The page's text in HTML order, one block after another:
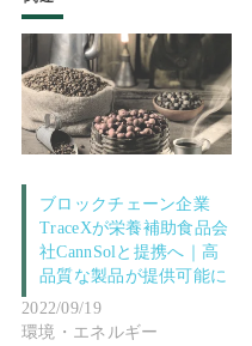
ブロックチェーン企業
TraceXが栄養補助食品会
社CannSolと提携へ｜高
品質な製品が提供可能に
2022/09/19
環境・エネルギー